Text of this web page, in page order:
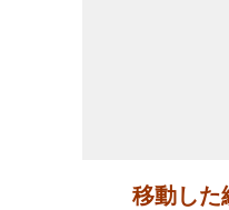
移動した